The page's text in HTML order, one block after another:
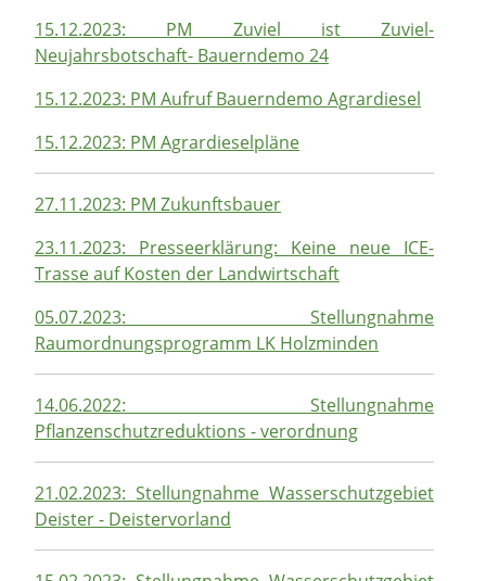
15.12.2023: PM Zuviel ist Zuviel-
Neujahrsbotschaft- Bauerndemo 24
15.12.2023: PM Aufruf Bauerndemo Agrardiesel
15.12.2023: PM Agrardieselpläne
27.11.2023: PM Zukunftsbauer
23.11.2023: Presseerklärung: Keine neue ICE-
Trasse auf Kosten der Landwirtschaft
05.07.2023: Stellungnahme
Raumordnungsprogramm LK Holzminden
14.06.2022: Stellungnahme
Pflanzenschutzreduktions - verordnung
21.02.2023: Stellungnahme Wasserschutzgebiet
Deister - Deistervorland